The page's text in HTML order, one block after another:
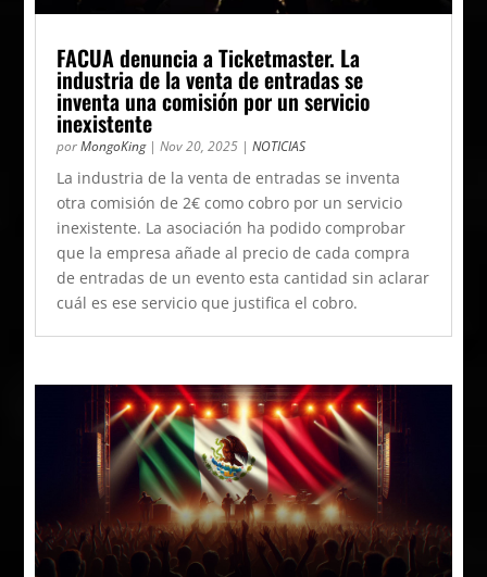
FACUA denuncia a Ticketmaster. La
industria de la venta de entradas se
inventa una comisión por un servicio
inexistente
porMongoKing|Nov 20, 2025 |NOTICIAS
La industria de la venta de entradas se inventa
otra comisión de 2€ como cobro por un servicio
inexistente. La asociación ha podido comprobar
que la empresa añade al precio de cada compra
de entradas de un evento esta cantidad sin aclarar
cuál es ese servicio que justifica el cobro.